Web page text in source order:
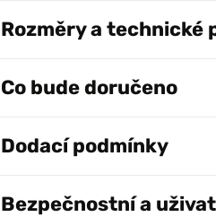
Rozměry a technické
Co bude doručeno
Dodací podmínky
Bezpečnostní a